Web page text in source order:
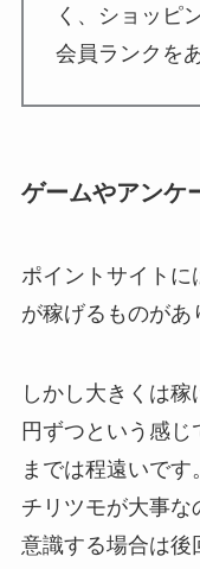
く、ショッピ
会員ランクを
ゲームやアンケ
ポイントサイトに
が稼げるものがあ
しかし大きくは
円ずつという感
までは程遠いです。
チリツモが大事な
意識する場合は後